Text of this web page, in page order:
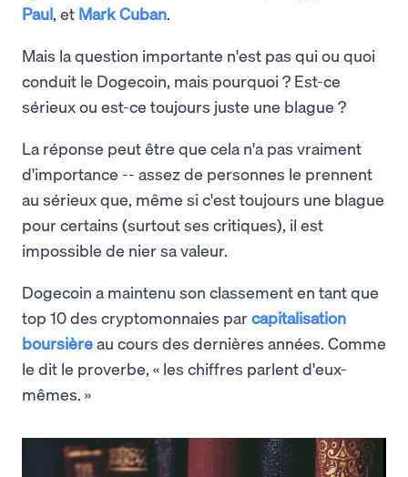
Paul, et Mark Cuban.
Mais la question importante n'est pas qui ou quoi
conduit le Dogecoin, mais pourquoi ? Est-ce
sérieux ou est-ce toujours juste une blague ?
La réponse peut être que cela n'a pas vraiment
d'importance -- assez de personnes le prennent
au sérieux que, même si c'est toujours une blague
pour certains (surtout ses critiques), il est
impossible de nier sa valeur.
Dogecoin a maintenu son classement en tant que
top 10 des cryptomonnaies parcapitalisation
boursièreau cours des dernières années. Comme
le dit le proverbe, « les chiffres parlent d'eux-
mêmes. »